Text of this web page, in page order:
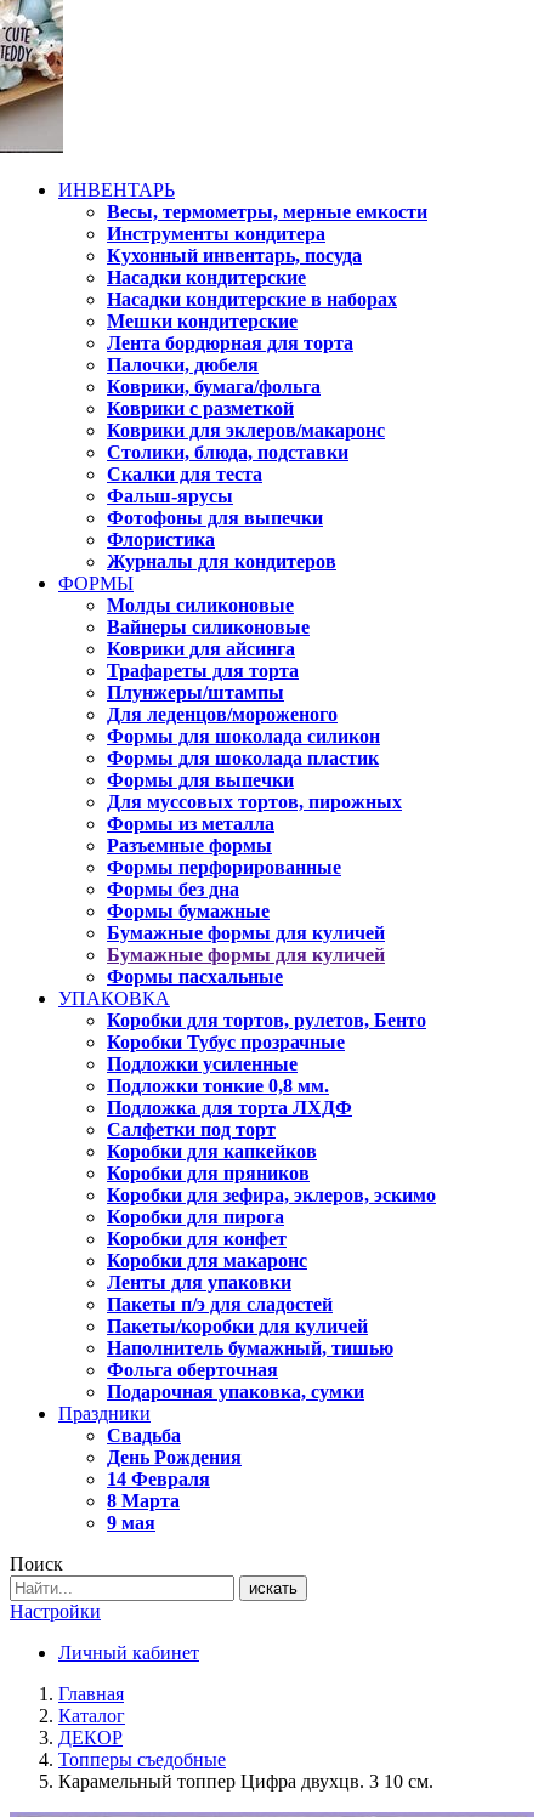
ИНВЕНТАРЬ
Весы, термометры, мерные емкости
Инструменты кондитера
Кухонный инвентарь, посуда
Насадки кондитерские
Насадки кондитерские в наборах
Мешки кондитерские
Лента бордюрная для торта
Палочки, дюбеля
Коврики, бумага/фольга
Коврики с разметкой
Коврики для эклеров/макаронс
Столики, блюда, подставки
Скалки для теста
Фальш-ярусы
Фотофоны для выпечки
Флористика
Журналы для кондитеров
ФОРМЫ
Молды силиконовые
Вайнеры силиконовые
Коврики для айсинга
Трафареты для торта
Плунжеры/штампы
Для леденцов/мороженого
Формы для шоколада силикон
Формы для шоколада пластик
Формы для выпечки
Для муссовых тортов, пирожных
Формы из металла
Разъемные формы
Формы перфорированные
Формы без дна
Формы бумажные
Бумажные формы для куличей
Бумажные формы для куличей
Формы пасхальные
УПАКОВКА
Коробки для тортов, рулетов, Бенто
Коробки Тубус прозрачные
Подложки усиленные
Подложки тонкие 0,8 мм.
Подложка для торта ЛХДФ
Салфетки под торт
Коробки для капкейков
Коробки для пряников
Коробки для зефира, эклеров, эскимо
Коробки для пирога
Коробки для конфет
Коробки для макаронс
Ленты для упаковки
Пакеты п/э для сладостей
Пакеты/коробки для куличей
Наполнитель бумажный, тишью
Фольга оберточная
Подарочная упаковка, сумки
Праздники
Свадьба
День Рождения
14 Февраля
8 Марта
9 мая
Поиск
искать
Настройки
Личный кабинет
Главная
Каталог
ДЕКОР
Топперы съедобные
Карамельный топпер Цифра двухцв. 3 10 см.